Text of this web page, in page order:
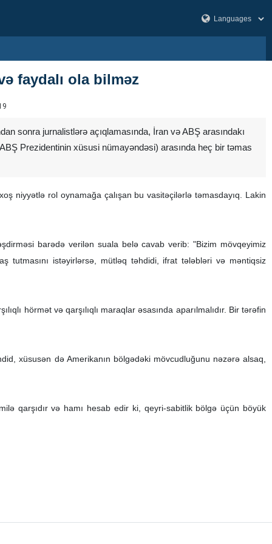
faydalı ola bilməz
sonra jurnalistlərə açıqlamasında, İran və ABŞ arasındakı
Prezidentinin xüsusi nümayəndəsi) arasında heç bir təmas
niyyətlə rol oynamağa çalışan bu vasitəçilərlə təmasdayıq. Lakin
barədə verilən suala belə cavab verib: "Bizim mövqeyimiz
tutmasını istəyirlərsə, mütləq təhdidi, ifrat tələbləri və məntiqsiz
hörmət və qarşılıqlı maraqlar əsasında aparılmalıdır. Bir tərəfin
xüsusən də Amerikanın bölgədəki mövcudluğunu nəzərə alsaq,
qarşıdır və hamı hesab edir ki, qeyri-sabitlik bölgə üçün böyük